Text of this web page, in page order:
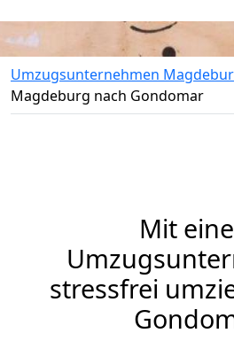
Umzugsunternehmen
Magdeburg nach Gondomar
Mit
stressfrei